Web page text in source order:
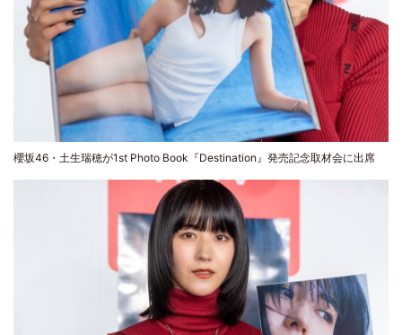
櫻坂46・土生瑞穂が1st Photo Book『Destination』発売記念取材会に出席